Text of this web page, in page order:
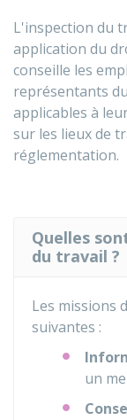
L'inspection du
application du
conseille les
représentants
applicables à
sur les lieux de
réglementation.
Quelles
du travail ?
Les missions
suivantes :
un